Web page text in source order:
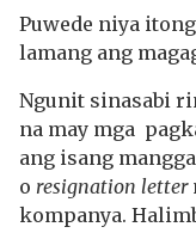
Puwede niya
lamang ang
Ngunit sinasabi
na may mga
ang isang
o resignation letter
kompanya.